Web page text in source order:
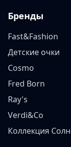
Бренды
Fast&Fashion
Детские очки
Cosmo
Fred Born
Ray's
Verdi&Co
Коллекция